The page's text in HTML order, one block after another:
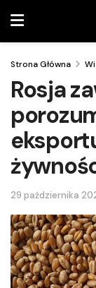
Strona Główna
Rosja
29 października